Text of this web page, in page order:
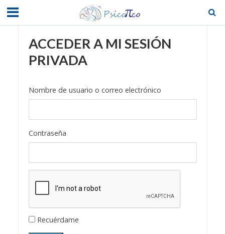
ACCEDER A MI SESIÓN
PRIVADA
Nombre de usuario o correo electrónico
Contraseña
Recuérdame